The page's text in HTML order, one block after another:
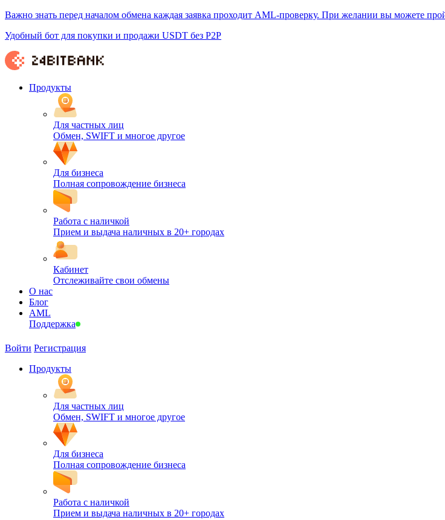
Важно знать перед началом обмена каждая заявка проходит AML-проверку. При желании вы можете
Удобный бот для покупки и продажи USDT без P2P
Продукты
Для частных лиц
Обмен, SWIFT и многое другое
Для бизнеса
Полная сопровождение бизнеса
Работа с наличкой
Прием и выдача наличных в 20+ городах
Кабинет
Отслеживайте свои обмены
О нас
Блог
AML
Поддержка
Войти Регистрация
Продукты
Для частных лиц
Обмен, SWIFT и многое другое
Для бизнеса
Полная сопровождение бизнеса
Работа с наличкой
Прием и выдача наличных в 20+ городах